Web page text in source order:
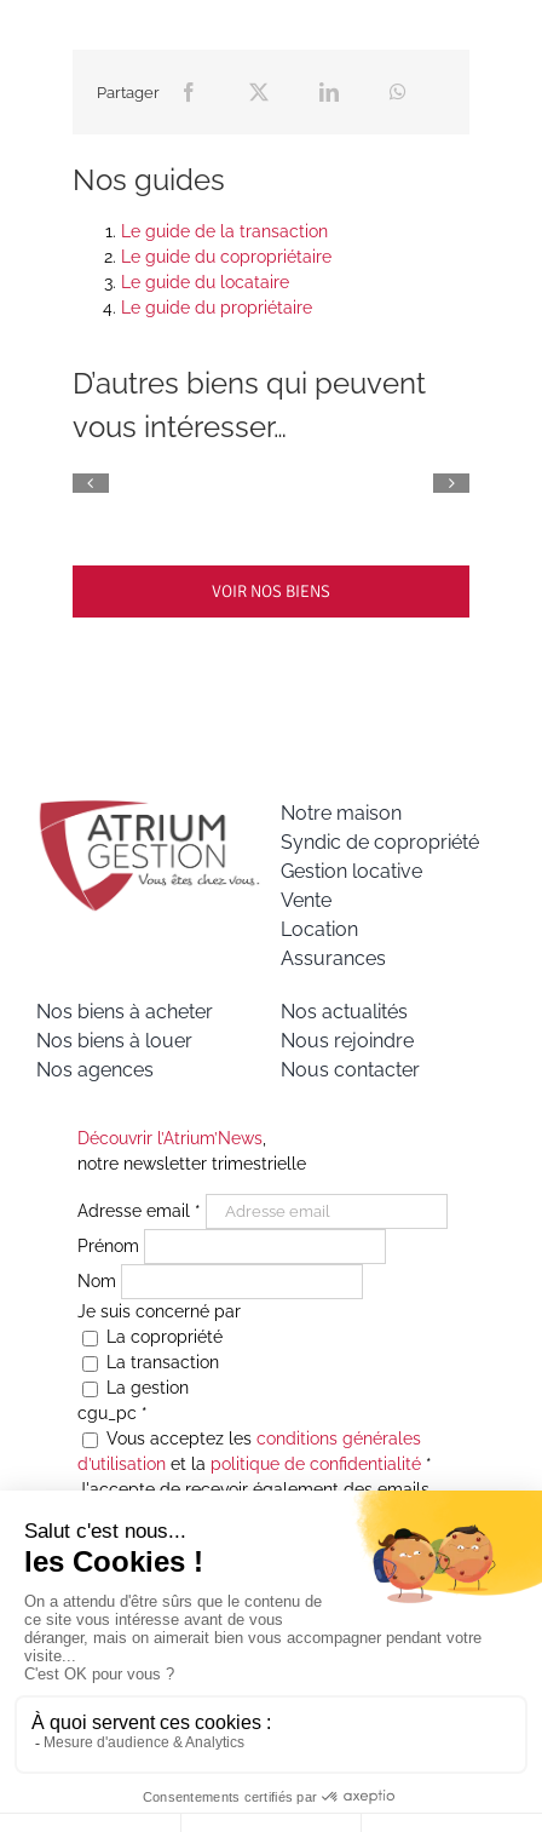
Partager
Nos guides
Le guide de la transaction
Le guide du copropriétaire
Le guide du locataire
Le guide du propriétaire
D’autres biens qui peuvent
vous intéresser…
VOIR NOS BIENS
Notre maison
Syndic de copropriété
Gestion locative
Vente
Location
Assurances
Nos biens à acheter
Nos biens à louer
Nos agences
Nos actualités
Nous rejoindre
Nous contacter
Découvrir l’Atrium’News,
notre newsletter trimestrielle
Adresse email *
Prénom
Nom
Je suis concerné par
La copropriété
La transaction
La gestion
cgu_pc *
Vous acceptez les conditions générales
d’utilisationet la politique de confidentialité*
J'accepte de recevoir également des emails
Je souhaite être informé(e) de toutes les
actualités immobilières des agences de la
Maison Atrium Gestion. À tout moment, vous
pourrez utiliser le lien de désabonnement
intégré aux courriers électroniques qui vous
seront envoyés.
* Champs obligatoires